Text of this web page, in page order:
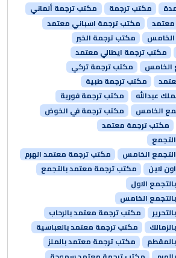
مكتب ترجمة
مكتب ترجمة ألماني
مكتب ترجمة اسباني معتمد
مكتب ترجمة الخبر
مكتب ترجمة ايطالي معتمد
الخامس
مكتب ترجمة تركي
مكتب ترجمة طبية
عبدالله
مكتب ترجمة فورية
الخامس
مكتب ترجمة في الخوض
مكتب ترجمة معتمد
الخامس
مكتب ترجمة معتمد الهرم
لاين
مكتب ترجمة معتمد بالتجمع
الاول
الخامس
مكتب ترجمة معتمد بالرحاب
مكتب ترجمة معتمد بالعباسية
مكتب ترجمة معتمد بالملز